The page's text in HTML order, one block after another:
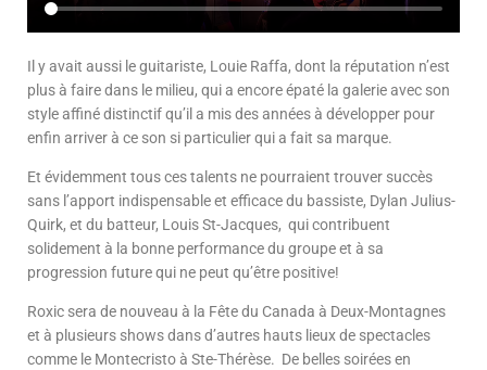
Il y avait aussi le guitariste, Louie Raffa, dont la réputation n’est
plus à faire dans le milieu, qui a encore épaté la galerie avec son
style affiné distinctif qu’il a mis des années à développer pour
enfin arriver à ce son si particulier qui a fait sa marque.
Et évidemment tous ces talents ne pourraient trouver succès
sans l’apport indispensable et efficace du bassiste, Dylan Julius-
Quirk, et du batteur, Louis St-Jacques, qui contribuent
solidement à la bonne performance du groupe et à sa
progression future qui ne peut qu’être positive!
Roxic sera de nouveau à la Fête du Canada à Deux-Montagnes
et à plusieurs shows dans d’autres hauts lieux de spectacles
comme le Montecristo à Ste-Thérèse. De belles soirées en